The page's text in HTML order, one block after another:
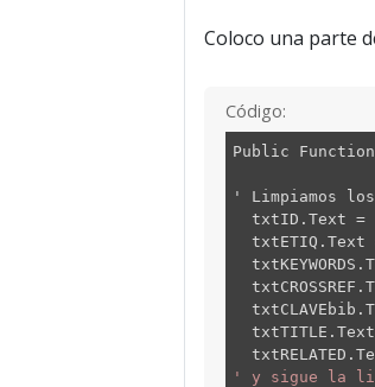
Coloco una parte
Código:
Public Function
' Limpiamos los
txtID.Text =
txtETIQ.Text
' y sigue la